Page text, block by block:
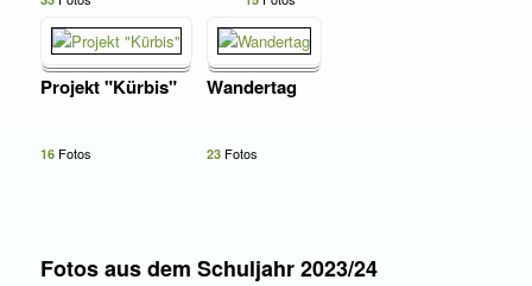
Projekt "Kürbis"
16Fotos
Wandertag
23Fotos
Fotos aus dem Schuljahr 2023/24